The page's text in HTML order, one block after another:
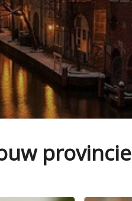
provincie